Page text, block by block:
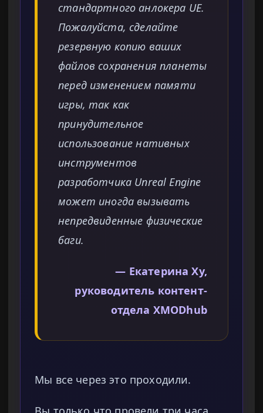
стандартного анлокера UE.
Пожалуйста, сделайте
резервную копию ваших
файлов сохранения планеты
перед изменением памяти
игры, так как
принудительное
использование нативных
инструментов
разработчика Unreal Engine
может иногда вызывать
непредвиденные физические
баги.
— Екатерина Ху,
руководитель контент-
отдела XMODhub
Мы все через это проходили.